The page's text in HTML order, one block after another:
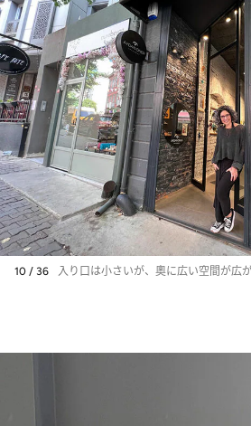
10 / 36 入り口は小さいが、奧に広い空間が広が